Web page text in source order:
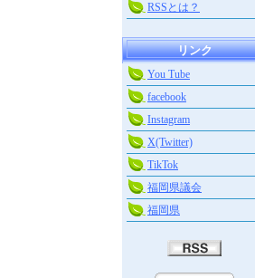
RSSとは？
リンク
You Tube
facebook
Instagram
X(Twitter)
TikTok
福岡県議会
福岡県